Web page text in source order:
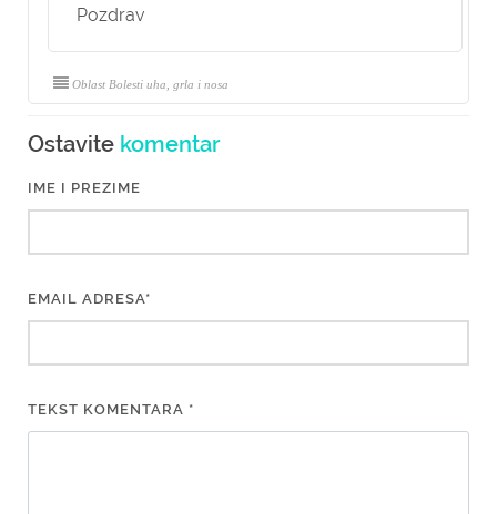
Pozdrav
Oblast Bolesti uha, grla i nosa
Ostavite komentar
IME I PREZIME
EMAIL ADRESA*
TEKST KOMENTARA *